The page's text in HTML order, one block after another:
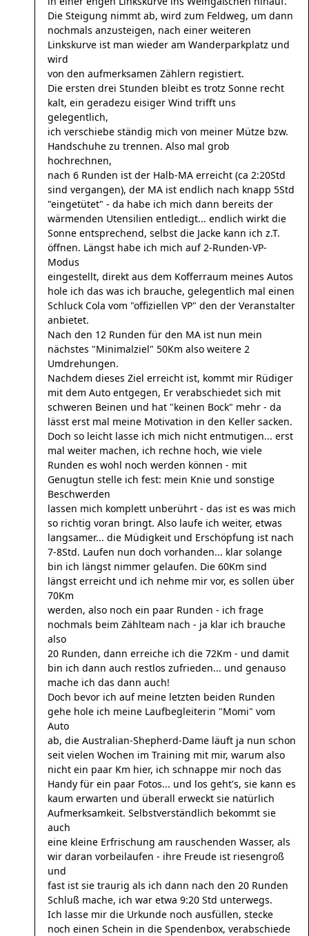
Die Steigung nimmt ab, wird zum Feldweg, um dann
nochmals anzusteigen, nach einer weiteren
Linkskurve ist man wieder am Wanderparkplatz und
wird
von den aufmerksamen Zählern registiert.
Die ersten drei Stunden bleibt es trotz Sonne recht
kalt, ein geradezu eisiger Wind trifft uns
gelegentlich,
ich verschiebe ständig mich von meiner Mütze bzw.
Handschuhe zu trennen. Also mal grob
hochrechnen,
nach 6 Runden ist der Halb-MA erreicht (ca 2:20Std
sind vergangen), der MA ist endlich nach knapp 5Std
"eingetütet" - da habe ich mich dann bereits der
wärmenden Utensilien entledigt... endlich wirkt die
Sonne entsprechend, selbst die Jacke kann ich z.T.
öffnen. Längst habe ich mich auf 2-Runden-VP-
Modus
eingestellt, direkt aus dem Kofferraum meines Autos
hole ich das was ich brauche, gelegentlich mal einen
Schluck Cola vom "offiziellen VP" den der Veranstalter
anbietet.
Nach den 12 Runden für den MA ist nun mein
nächstes "Minimalziel" 50Km also weitere 2
Umdrehungen.
Nachdem dieses Ziel erreicht ist, kommt mir Rüdiger
mit dem Auto entgegen, Er verabschiedet sich mit
schweren Beinen und hat "keinen Bock" mehr - da
lässt erst mal meine Motivation in den Keller sacken.
Doch so leicht lasse ich mich nicht entmutigen... erst
mal weiter machen, ich rechne hoch, wie viele
Runden es wohl noch werden können - mit
Genugtun stelle ich fest: mein Knie und sonstige
Beschwerden
lassen mich komplett unberührt - das ist es was mich
so richtig voran bringt. Also laufe ich weiter, etwas
langsamer... die Müdigkeit und Erschöpfung ist nach
7-8Std. Laufen nun doch vorhanden... klar solange
bin ich längst nimmer gelaufen. Die 60Km sind
längst erreicht und ich nehme mir vor, es sollen über
70Km
werden, also noch ein paar Runden - ich frage
nochmals beim Zählteam nach - ja klar ich brauche
also
20 Runden, dann erreiche ich die 72Km - und damit
bin ich dann auch restlos zufrieden... und genauso
mache ich das dann auch!
Doch bevor ich auf meine letzten beiden Runden
gehe hole ich meine Laufbegleiterin "Momi" vom
Auto
ab, die Australian-Shepherd-Dame läuft ja nun schon
seit vielen Wochen im Training mit mir, warum also
nicht ein paar Km hier, ich schnappe mir noch das
Handy für ein paar Fotos... und los geht's, sie kann es
kaum erwarten und überall erweckt sie natürlich
Aufmerksamkeit. Selbstverständlich bekommt sie
auch
eine kleine Erfrischung am rauschenden Wasser, als
wir daran vorbeilaufen - ihre Freude ist riesengroß
und
fast ist sie traurig als ich dann nach den 20 Runden
Schluß mache, ich war etwa 9:20 Std unterwegs.
Ich lasse mir die Urkunde noch ausfüllen, stecke
noch einen Schein in die Spendenbox, verabschiede